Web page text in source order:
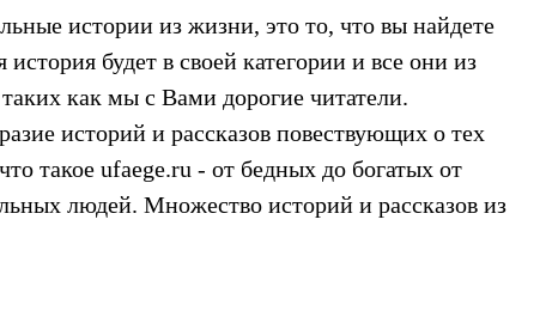
истории из жизни, это то, что вы найдете
будет в своей категории и все они из
как мы с Вами дорогие читатели.
историй и рассказов повествующих о тех
такое ufaege.ru - от бедных до богатых от
людей. Множество историй и рассказов из